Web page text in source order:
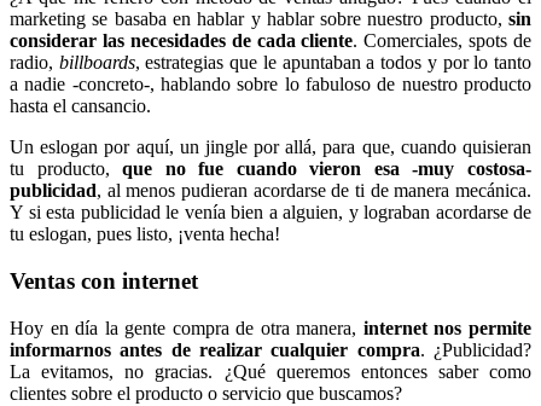
marketing se basaba en hablar y hablar sobre nuestro producto, sin
considerar las necesidades de cada cliente. Comerciales, spots de
radio, billboards, estrategias que le apuntaban a todos y por lo tanto
a nadie -concreto-, hablando sobre lo fabuloso de nuestro producto
hasta el cansancio.
Un eslogan por aquí, un jingle por allá, para que, cuando quisieran
tu producto,que no fue cuando vieron esa -muy costosa-
publicidad, al menos pudieran acordarse de ti de manera mecánica.
Y si esta publicidad le venía bien a alguien, y lograban acordarse de
tu eslogan, pues listo, ¡venta hecha!
Ventas con internet
Hoy en día la gente compra de otra manera, internet nos permite
informarnos antes de realizar cualquier compra. ¿Publicidad?
La evitamos, no gracias. ¿Qué queremos entonces saber como
clientes sobre el producto o servicio que buscamos?